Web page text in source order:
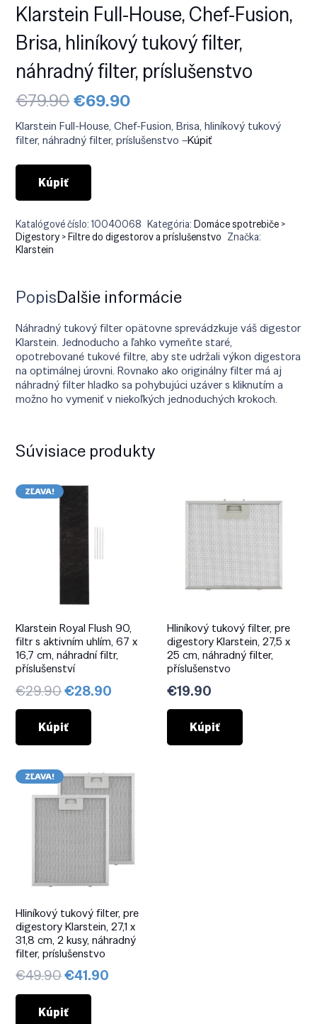
Klarstein Full-House, Chef-Fusion,
Brisa, hliníkový tukový filter,
náhradný filter, príslušenstvo
€79.90Pôvodná
cena
bola:
€79.90.
€69.90Aktuálna
je:
€69.90.
Klarstein Full-House, Chef-Fusion, Brisa, hliníkový tukový
filter, náhradný filter, príslušenstvo –Kúpiť
Kúpiť
Katalógové číslo:10040068 Kategória:Domáce spotrebiče >
Digestory > Filtre do digestorov a príslušenstvo Značka:
Klarstein
PopisĎalšie informácie
Náhradný tukový filter opätovne sprevádzkuje váš digestor
Klarstein. Jednoducho a ľahko vymeňte staré,
opotrebované tukové filtre, aby ste udržali výkon digestora
na optimálnej úrovni. Rovnako ako originálny filter má aj
náhradný filter hladko sa pohybujúci uzáver s kliknutím a
možno ho vymeniť v niekoľkých jednoduchých krokoch.
Súvisiace produkty
ZĽAVA!
Klarstein Royal Flush 90,
filtr s aktivním uhlím, 67 x
16,7 cm, náhradní filtr,
příslušenství
€29.90Pôvodná
cena
bola:
€29.90.
€28.90 Aktuálna
Kúpiť
Hliníkový tukový filter, pre
digestory Klarstein, 27,5 x
25 cm, náhradný filter,
příslušenstvo
€19.90
Kúpiť
ZĽAVA!
Hliníkový tukový filter, pre
digestory Klarstein, 27,1 x
31,8 cm, 2 kusy, náhradný
filter, príslušenstvo
€49.90Pôvodná
cena
bola:
€41.90
Kúpiť